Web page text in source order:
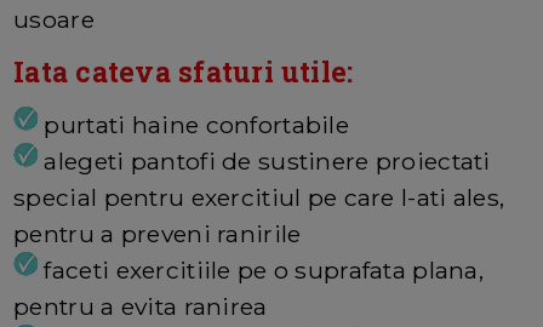
usoare
Iata cateva sfaturi utile:
purtati haine confortabile
alegeti pantofi de sustinere proiectati
special pentru exercitiul pe care l-ati ales,
pentru a preveni ranirile
faceti exercitiile pe o suprafata plana,
pentru a evita ranirea